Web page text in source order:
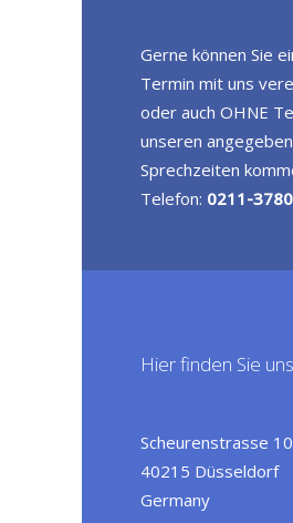
Gerne können Sie
Termin mit uns
oder auch OHNE
unseren angegeben
Sprechzeiten
Telefon: 0211-
Hier finden Sie uns
Scheurenstrasse 10
40215 Düsseldorf
Germany